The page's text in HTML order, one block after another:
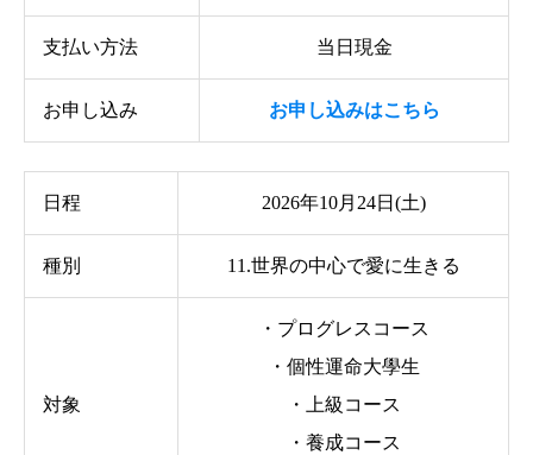
支払い方法 当日現金
お申し込み お申し込みはこちら
日程 2026年10月24日(土)
種別 11.世界の中心で愛に生きる
対象
・プログレスコース
・個性運命大學生
・上級コース
・養成コース